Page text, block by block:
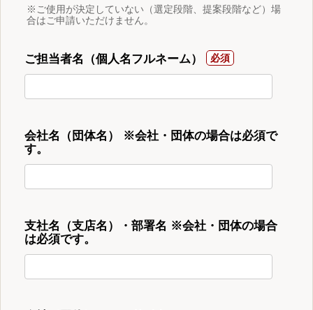
※ご使用が決定していない（選定段階、提案段階など）場
合はご申請いただけません。
ご担当者名（個人名フルネーム）
会社名（団体名） ※会社・団体の場合は必須で
す。
支社名（支店名）・部署名 ※会社・団体の場合
は必須です。